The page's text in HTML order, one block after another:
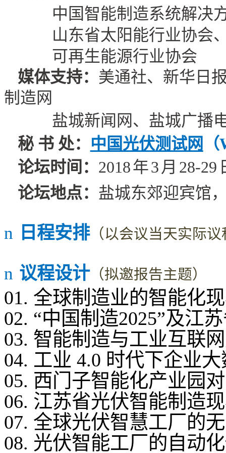
中国智能制造系统解决
山东省太阳能行业协会
可再生能源行业协会
媒体支持： 美通社、新华日
制造网
盐城新闻网、盐城广播
秘 书 处： 中国光伏测试网 （
论坛时间： 2018年3 月 28-29
论坛地点： 盐城东郊迎宾馆
n 日程安排（以会议当天实际
n 议程设计（拟邀报告主题）
01. 全球制造业的智能化
02. “中国制造2025”及江
03. 智能制造与工业互联
04. 工业 4.0 时代下企业
05. 西门子智能化产业园
06. 江苏省光伏智能制造
07. 全球光伏智慧工厂的
08. 光伏智能工厂的自动